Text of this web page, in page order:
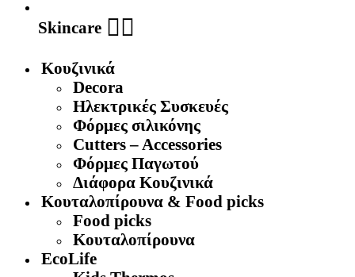
Skincare 🧖‍♀️
Κουζινικά
Decora
Ηλεκτρικές Συσκευές
Φόρμες σιλικόνης
Cutters – Accessories
Φόρμες Παγωτού
Διάφορα Κουζινικά
Κουταλοπίρουνα & Food picks
Food picks
Κουταλοπίρουνα
EcoLife